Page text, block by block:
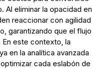
Al eliminar la opacidad en
reaccionar con agilidad
garantizando que el flujo
este contexto, la
en la analítica avanzada
cada eslabón de